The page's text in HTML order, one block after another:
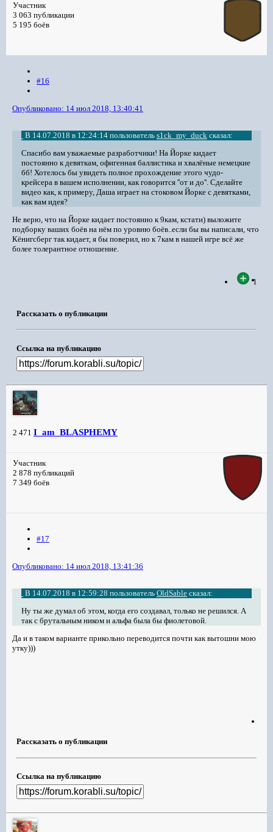
Участник
3 063 публикации
5 195 боёв
#16
Опубликовано: 14 июл 2018, 13:40:41
В 14.07.2018 в 12:24:14 пользователь s1ck_my_duck сказал:
Спасибо вам уважаемые разработчики! На Йорке кидает
постоянно к девяткам, офигенная баллистика и хвалёные немецкие
бб! Хотелось бы увидеть полное прохождение этого чудо-
крейсера в вашем исполнении, как говорится ''от и до''. Сделайте
видео как, к примеру, Даша играет на стоковом Йорке с девятками,
как вам идея?
Не верю, что на Йорке кидает постоянно к 9кам, кстати) выложите
подборку ваших боёв на нём по уровню боёв..если бы вы написали, что
Кёнигсберг так кидает, я бы поверил, но к 7кам в нашей игре всё же
более толерантное отношение.
1
Рассказать о публикации
Ссылка на публикацию
2 471 I_am_BLASPHEMY
Участник
2 878 публикаций
7 349 боёв
#17
Опубликовано: 14 июл 2018, 13:41:36
В 14.07.2018 в 12:59:28 пользователь OldSable сказал:
Ну ты же думал об этом, когда его создавал, только не решился. А
так с брутальным ником и альфа была бы фиолетовой.
Да и в таком варианте прикольно переводится почти как вытошни мою
утку)))
Рассказать о публикации
Ссылка на публикацию